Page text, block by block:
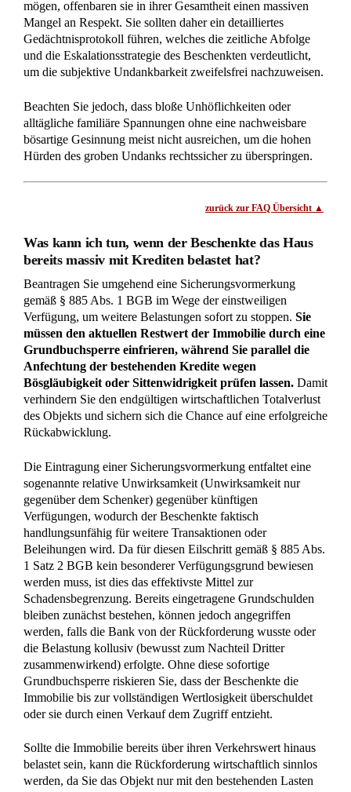
Rückabwicklung.
Die Eintragung einer Sicherungsvormerkung entfaltet eine
sogenannte relative Unwirksamkeit (Unwirksamkeit nur
gegenüber dem Schenker) gegenüber künftigen
handlungsunfähig für weitere Transaktionen oder
Beleihungen wird. Da für diesen Eilschritt gemäß § 885 Abs.
1 Satz 2 BGB kein besonderer Verfügungsgrund bewiesen
werden muss, ist dies das effektivste Mittel zur
werden, falls die Bank von der Rückforderung wusste oder
zusammenwirkend) erfolgte. Ohne diese sofortige
Grundbuchsperre riskieren Sie, dass der Beschenkte die
oder sie durch einen Verkauf dem Zugriff entzieht.
Sollte die Immobilie bereits über ihren Verkehrswert hinaus
belastet sein, kann die Rückforderung wirtschaftlich sinnlos
werden, da Sie das Objekt nur mit den bestehenden Lasten
zurückerhalten. In solchen Fällen ist zu prüfen, ob statt der
Rückübertragung ein Wertersatzanspruch gegen den
Beschenkten persönlich die sinnvollere juristische Strategie
darstellt.
zurück zur FAQ Übersicht
Muss ich während des jahrelangen Rechtsstreits
weiterhin mit dem Beschenkten unter einem Dach
leben?
NEIN, Sie müssen sich nicht aus Ihrem eigenen Zuhause
verdrängen lassen, da Ihr vertraglich vereinbartes
Wohn- und Nutzungsrecht auch während eines
laufenden Rechtsstreits uneingeschränkt fortbesteht.
Durch gerichtliche Eilverfahren können Sie Schikanen
effektiv unterbinden und Ihren Verbleib in der Immobilie bis
zur endgültigen Entscheidung rechtlich absichern.
Der Beschenkte ist rechtlich dazu verpflichtet, auf Ihre
Interessen Rücksicht zu nehmen und darf Sie nicht durch
Gemeinschaftsräumen zum Auszug zwingen. Gemäß der
Rechtsprechung des Oberlandesgerichts Frankfurt am Main
stellt ein solches rücksichtsloses Verhalten sogar einen